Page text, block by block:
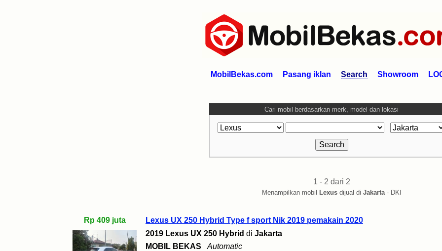
MobilBekas.com Pasang iklan Search Showroom
Cari mobil berdasarkan merk, model dan lokasi
1 - 2 dari 2
Menampilkan mobil Lexusdijual di Jakarta- DKI
Rp 409 juta
Lexus UX 250 Hybrid Type f sport Nik 2019 pemakain 2020
2019 Lexus UX 250 Hybrid di Jakarta
MOBIL BEKAS
Automatic